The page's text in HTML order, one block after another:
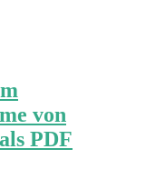
von
PDF